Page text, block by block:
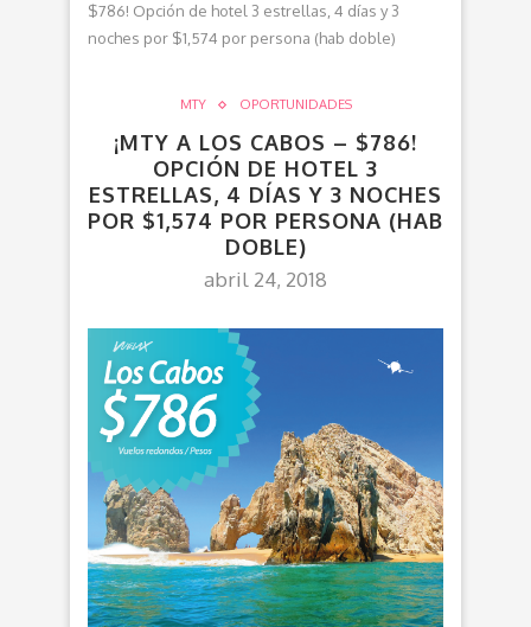
$786! Opción de hotel 3 estrellas, 4 días y 3
noches por $1,574 por persona (hab doble)
MTY OPORTUNIDADES
¡MTY A LOS CABOS – $786!
OPCIÓN DE HOTEL 3
ESTRELLAS, 4 DÍAS Y 3 NOCHES
POR $1,574 POR PERSONA (HAB
DOBLE)
abril 24, 2018